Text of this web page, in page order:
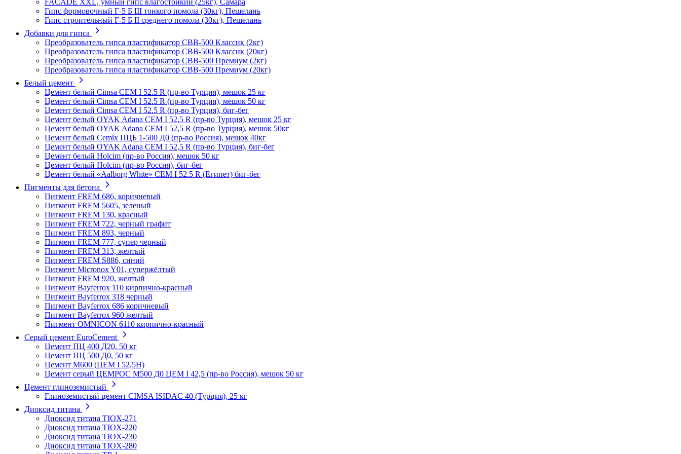
FACADE XXL, умный гипс влагостойкий (25кг), Самара
Гипс формовочный Г-5 Б III тонкого помола (30кг), Пешелань
Гипс строительный Г-5 Б II среднего помола (30кг), Пешелань
Добавки для гипса
Преобразователь гипса пластификатор СВВ-500 Классик (2кг)
Преобразователь гипса пластификатор СВВ-500 Классик (20кг)
Преобразователь гипса пластификатор СВВ-500 Премиум (2кг)
Преобразователь гипса пластификатор СВВ-500 Премиум (20кг)
Белый цемент
Цемент белый Cimsa CEM I 52.5 R (пр-во Турция), мешок 25 кг
Цемент белый Cimsa CEM I 52.5 R (пр-во Турция), мешок 50 кг
Цемент белый Cimsa CEM I 52.5 R (пр-во Турция), биг-бег
Цемент белый OYAK Adana CEM I 52,5 R (пр-во Турция), мешок 25 кг
Цемент белый OYAK Adana CEM I 52,5 R (пр-во Турция), мешок 50кг
Цемент белый Cemix ПЦБ 1-500 Д0 (пр-во Россия), мешок 40кг
Цемент белый OYAK Adana CEM I 52,5 R (пр-во Турция), биг-бег
Цемент белый Holcim (пр-во Россия), мешок 50 кг
Цемент белый Holcim (пр-во Россия), биг-бег
Цемент белый «Aalborg White» CEM I 52.5 R (Египет) биг-бег
Пигменты для бетона
Пигмент FREM 686, коричневый
Пигмент FREM 5605, зеленый
Пигмент FREM 130, красный
Пигмент FREM 722, черный графит
Пигмент FREM 893, черный
Пигмент FREM 777, супер черный
Пигмент FREM 313, желтый
Пигмент FREM S886, синий
Пигмент Micronox Y01, супержёлтый
Пигмент FREM 920, желтый
Пигмент Bayferrox 110 кирпично-красный
Пигмент Bayferrox 318 черный
Пигмент Bayferrox 686 коричневый
Пигмент Bayferrox 960 желтый
Пигмент OMNICON 6110 кирпично-красный
Серый цемент EuroCement
Цемент ПЦ 400 Д20, 50 кг
Цемент ПЦ 500 Д0, 50 кг
Цемент М600 (ЦЕМ I 52,5Н)
Цемент серый ЦЕМРОС М500 Д0 ЦЕМ I 42,5 (пр-во Россия), мешок 50 кг
Цемент глиноземистый
Глиноземистый цемент CIMSA ISIDAC 40 (Турция), 25 кг
Диоксид титана
Диоксид титана TIOX-271
Диоксид титана TIOX-220
Диоксид титана TIOX-230
Диоксид титана TIOX-280